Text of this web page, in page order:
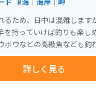
るため、日中は混雑します
を持っていけば釣りも楽し
どの高級魚なども釣れます。 周辺
ます。ビーチから国道305
らツーリングできます。最
なりました。ただし、イル
で近づきすぎないように注
詳しく見る